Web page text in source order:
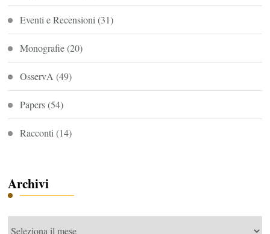
Eventi e Recensioni (31)
Monografie(20)
OsservA (49)
Papers(54)
Racconti (14)
Archivi